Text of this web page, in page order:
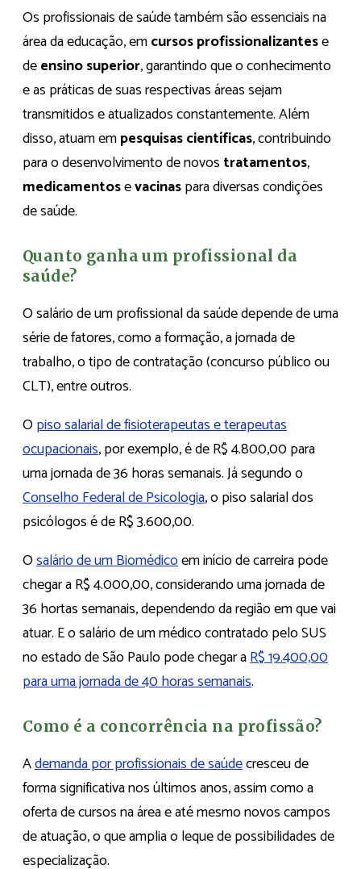
Os profissionais de saúde também são essenciais na
área da educação, emcursos profissionalizantese
deensino superior, garantindo que o conhecimento
e as práticas de suas respectivas áreas sejam
transmitidos e atualizados constantemente. Além
disso, atuam empesquisas científicas, contribuindo
para o desenvolvimento de novos tratamentos,
medicamentosevacinaspara diversas condições
de saúde.
Quanto ganha um profissional da
saúde?
O salário de um profissional da saúde depende de uma
série de fatores, como a formação, a jornada de
trabalho, o tipo de contratação (concurso público ou
CLT), entre outros.
O piso salarial de fisioterapeutas e terapeutas
ocupacionais, por exemplo, é de R$ 4.800,00 para
uma jornada de 36 horas semanais. Já segundo o
Conselho Federal de Psicologia, o piso salarial dos
psicólogos é de R$ 3.600,00.
Osalário de um Biomédicoem início de carreira pode
chegar a R$ 4.000,00, considerando uma jornada de
36 hortas semanais, dependendo da região em que vai
atuar. E o salário de um médico contratado pelo SUS
no estado de São Paulo pode chegar aR$ 19.400,00
para uma jornada de 40 horas semanais.
Como é a concorrência na profissão?
Ademanda por profissionais de saúdecresceu de
forma significativa nos últimos anos, assim como a
oferta de cursos na área e até mesmo novos campos
de atuação, o que amplia o leque de possibilidades de
especialização.